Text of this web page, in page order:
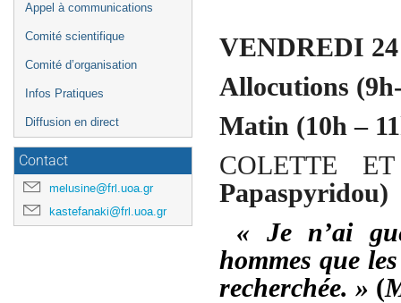
Appel à communications
Comité scientifique
Comité d’organisation
Infos Pratiques
Diffusion en direct
Contact
melusine@frl.uoa.gr
kastefanaki@frl.uoa.gr
VENDREDI
Allocutions
Matin (10h –
COLETTE
Papaspyridou)
« Je n’ai
hommes que
recherchée. » (